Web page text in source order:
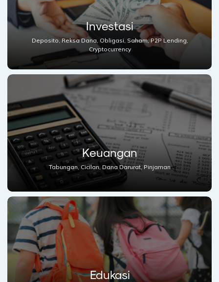
Investasi
Deposito, Reksa Dana, Obligasi, Saham, P2P Lending,
Cryptocurrency
Keuangan
Tabungan, Cicilan, Dana Darurat, Pinjaman
Edukasi